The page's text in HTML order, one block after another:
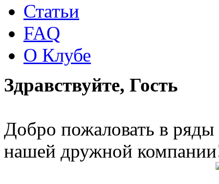
Статьи
FAQ
О Клубе
Здравствуйте, Гость
Добро пожаловать в ряды
нашей дружной